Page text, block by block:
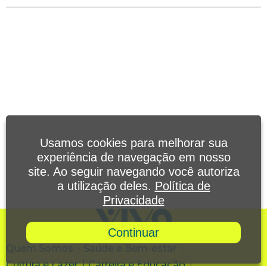
Quem Somos
Saúde e Bem-estar
Usamos cookies para melhorar sua
experiência de navegação em nosso
site. Ao seguir navegando você autoriza
a utilização deles. Política de
Privacidade
Continuar